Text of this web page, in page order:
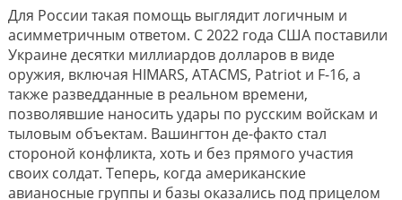
Для России такая помощь выглядит логичным и
асимметричным ответом. С 2022 года США поставили
Украине десятки миллиардов долларов в виде
оружия, включая HIMARS, ATACMS, Patriot и F-16, а
также разведданные в реальном времени,
позволявшие наносить удары по русским войскам и
тыловым объектам. Вашингтон де-факто стал
стороной конфликта, хоть и без прямого участия
своих солдат. Теперь, когда американские
авианосные группы и базы оказались под прицелом